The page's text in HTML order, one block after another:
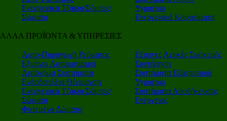
Ενεργειακά Τζάκια/Σόμπες/
Σώματα
Υγραέριο
Ενεργειακά Κουφώματα
ΑΛΛΑ ΠΡΟΪΟΝΤΑ & ΥΠΗΡΕΣΙΕΣ
Αυτο-Παραγωγή Ρεύματος
Εξυπνοι Αυτοματισμοί
Αυτόνομα Συστήματα
Ενδοδαπέδια Θέρμανση
Ενεργειακά Τζάκια/Σόμπες/
Σώματα
Φυτεμένα Δώματα
Εξυπνες Λευκές Συσκευές
Συντήρηση
Συστήματα Εξαερισμού
Υγραέριο
Συστήματα Αποθήκευσης
Ενέργειας